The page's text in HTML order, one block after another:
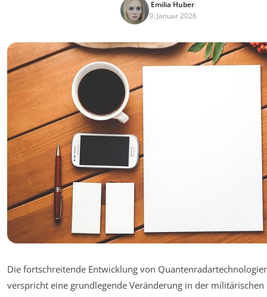
Emilia Huber
9. Januar 2026
Die fortschreitende Entwicklung von
verspricht eine grundlegende Veränderung in der militärischen